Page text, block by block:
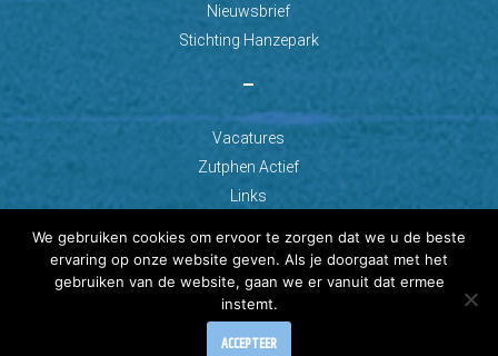
Nieuwsbrief
Stichting Hanzepark
–
Vacatures
Zutphen Actief
Links
© Copyright 2026 AZC Zutphen
Ontwikkeld door: Best4u Group B.V.
We gebruiken cookies om ervoor te zorgen dat we u de beste
ervaring op onze website geven. Als je doorgaat met het
gebruiken van de website, gaan we er vanuit dat ermee
instemt.
ACCEPTEER